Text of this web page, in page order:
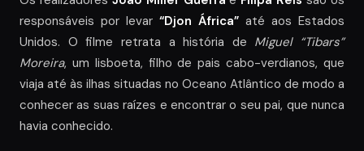
responsáveis por levar “Djon África” até aos Estados
Unidos. O filme retrata a história de Miguel “Tibars”
Moreira, um lisboeta, filho de pais cabo-verdianos, que
viaja até às ilhas situadas no Oceano Atlântico de modo a
conhecer as suas raízes e encontrar o seu pai, que nunca
havia conhecido.